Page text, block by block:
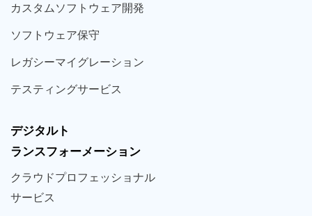
カスタムソフトウェア開発
ソフト ウェア保守
レガシーマイグレーション
テスティングサービス
デジタルト
ランスフォーメーション
クラウドプロフェッショナル
サービス